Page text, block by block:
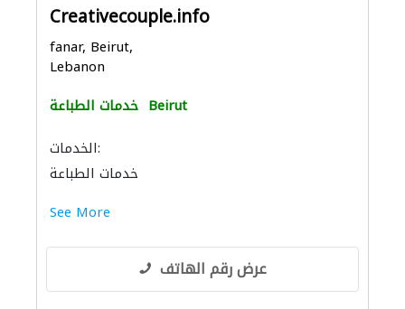
Creativecouple.info
fanar, Beirut,
Lebanon
خدمات الطباعة Beirut
الخدمات:
خدمات الطباعة
See More
عرض رقم الهاتف